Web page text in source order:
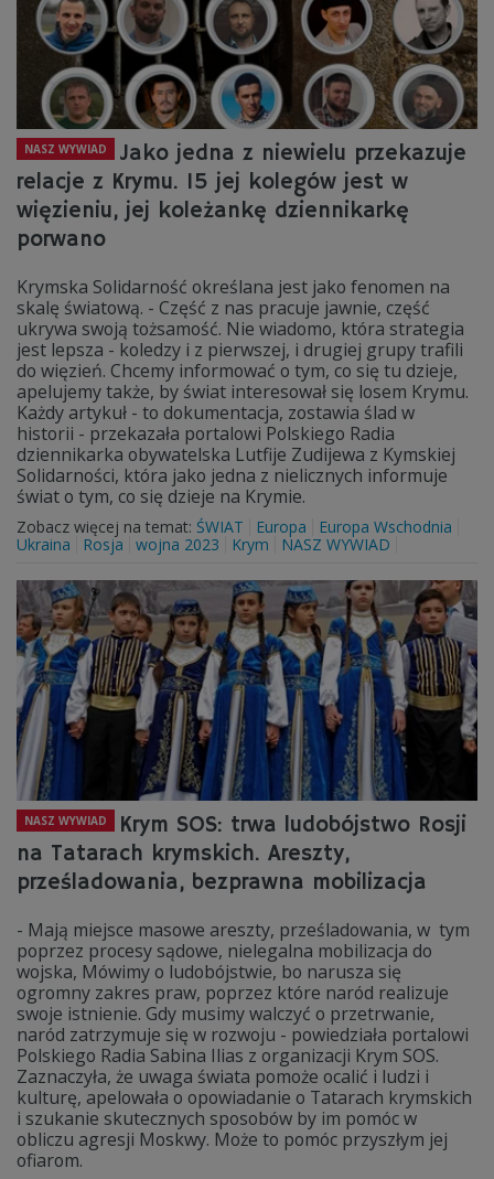
NASZ WYWIAD
Jako jedna z niewielu przekazuje
relacje z Krymu. 15 jej kolegów jest w
więzieniu, jej koleżankę dziennikarkę
porwano
Krymska Solidarność określana jest jako fenomen na
skalę światową. - Część z nas pracuje jawnie, część
ukrywa swoją tożsamość. Nie wiadomo, która strategia
jest lepsza - koledzy i z pierwszej, i drugiej grupy trafili
do więzień. Chcemy informować o tym, co się tu dzieje,
apelujemy także, by świat interesował się losem Krymu.
Każdy artykuł - to dokumentacja, zostawia ślad w
historii - przekazała portalowi Polskiego Radia
dziennikarka obywatelska Lutfije Zudijewa z Kymskiej
Solidarności, która jako jedna z nielicznych informuje
świat o tym, co się dzieje na Krymie.
Zobacz więcej na temat: ŚWIAT Europa
Europa Wschodnia
Ukraina
Rosja wojna 2023 Krym NASZ WYWIAD
NASZ WYWIAD
Krym SOS: trwa ludobójstwo Rosji
na Tatarach krymskich. Areszty,
prześladowania, bezprawna mobilizacja
- Mają miejsce masowe areszty, prześladowania, w tym
poprzez procesy sądowe, nielegalna mobilizacja do
wojska, Mówimy o ludobójstwie, bo narusza się
ogromny zakres praw, poprzez które naród realizuje
swoje istnienie. Gdy musimy walczyć o przetrwanie,
naród zatrzymuje się w rozwoju - powiedziała portalowi
Polskiego Radia Sabina Ilias z organizacji Krym SOS.
Zaznaczyła, że uwaga świata pomoże ocalić i ludzi i
kulturę, apelowała o opowiadanie o Tatarach krymskich
i szukanie skutecznych sposobów by im pomóc w
obliczu agresji Moskwy. Może to pomóc przyszłym jej
ofiarom.